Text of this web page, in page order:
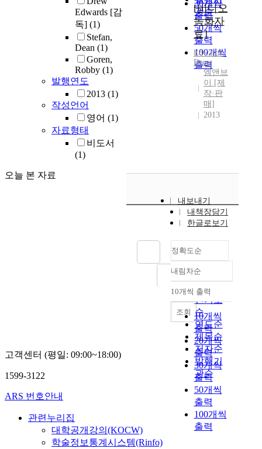
Edwards [감
독] (1)
Stefan,
Dean (1)
Goren,
Robby (1)
발행연도
2013 (1)
작성언어
영어 (1)
자료형태
비도서
(1)
오늘 본 자료
관순
30개씩
출력
50개씩
출력
100개씩
출력
[비디오
녹화자
료]
Edwards,
Drew
엠앤브
이 [제
작·판
매]
2013
내보내기
내책장담기
한글로보기
정확도순
정확도
순
인기도
순
연도순
제목순
저자순
발행기
관순
내림차순
내림차순
10개씩 출력
10개씩
출력
20개씩
출력
30개씩
출력
50개씩
출력
100개씩
출력
조회
고객센터 (평일: 09:00~18:00)
1599-3122
ARS 번호안내
관련누리집
대학공개강의(KOCW)
학술정보통계시스템(Rinfo)